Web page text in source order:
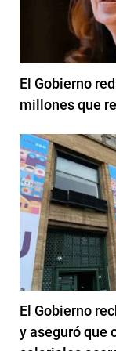
El Gobierno
millones que
El Gobierno
y aseguró que